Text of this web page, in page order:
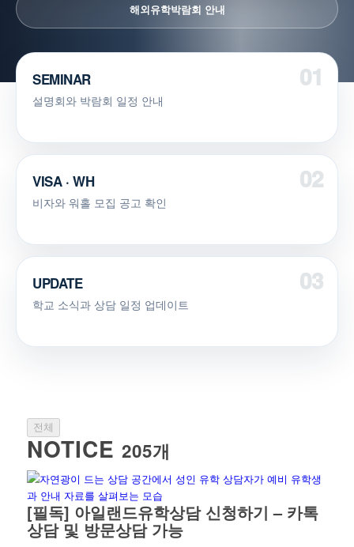
해외유학박람회 안내
SEMINAR
설명회와 박람회 일정 안내
VISA · WH
비자와 워홀 모집 공고 확인
UPDATE
학교 소식과 상담 일정 업데이트
전체
NOTICE 205개
[필독] 아일랜드유학상담 신청하기 – 카톡
상담 및 방문상담 가능